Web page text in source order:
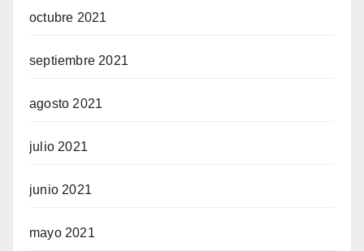
octubre 2021
septiembre 2021
agosto 2021
julio 2021
junio 2021
mayo 2021